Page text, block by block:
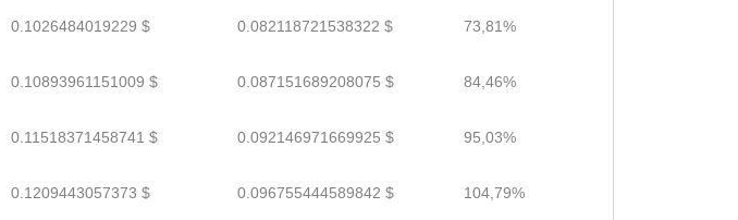
0.1026484019229 $ 0.082118721538322 $ 73,81%
0.10893961151009 $ 0.087151689208075 $ 84,46%
0.11518371458741 $ 0.092146971669925 $ 95,03%
0.1209443057373 $ 0.096755444589842 $ 104,79%